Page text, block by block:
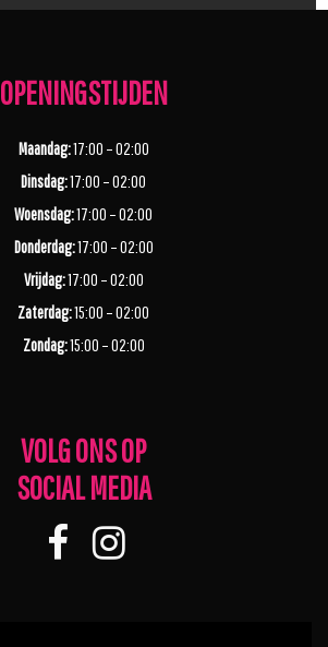
OPENINGSTIJDEN
Maandag:17:00 – 02:00
Dinsdag:17:00 – 02:00
Woensdag:17:00 – 02:00
Donderdag:17:00 – 02:00
Vrijdag:17:00 – 02:00
Zaterdag:15:00 – 02:00
Zondag:15:00 – 02:00
VOLG ONS OP
SOCIAL MEDIA